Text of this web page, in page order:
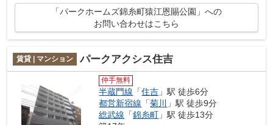
「パークホームズ錦糸町猿江恩賜公園」への
お問い合わせはこちら
賃貸 | マンション パークアクシス住吉
仲手無料
半蔵門線 「住吉 」駅 徒歩6分
都営新宿線 「菊川
」駅 徒歩9分
総武線 「錦糸町 」駅 徒歩13分